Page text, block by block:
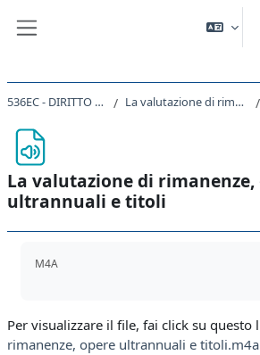
536EC - DIRITTO TRIBUTARIO D'IMPRESA 2019 La valutazione di rimanenze, opere ultrannuali e titoli (1 ora)
La valutazione di rimanenze,
ultrannuali e titoli
M4A
Per visualizzare il file, fai click su questo
rimanenze, opere ultrannuali e titoli.m4a